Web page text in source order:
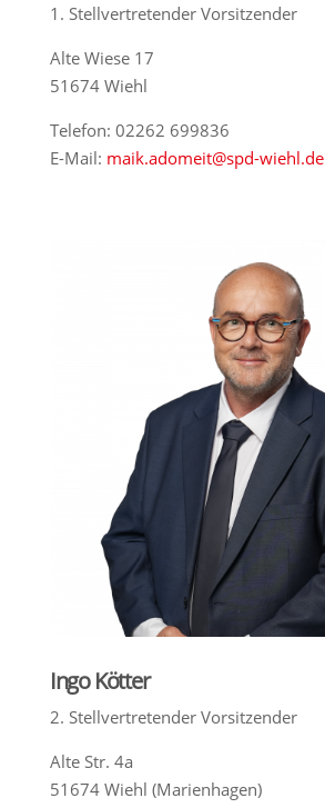
1. Stellvertretender Vorsitzender
Alte Wiese 17
51674 Wiehl
Telefon: 02262 699836
E-Mail: maik.adomeit@spd-wiehl.de
Ingo Kötter
2. Stellvertretender Vorsitzender
Alte Str. 4a
51674 Wiehl (Marienhagen)